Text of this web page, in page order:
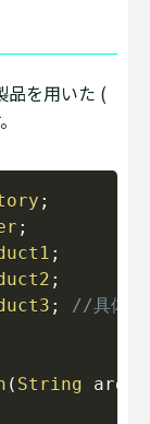
品を用いた (
;
;
;
;
; //具体的
( String args